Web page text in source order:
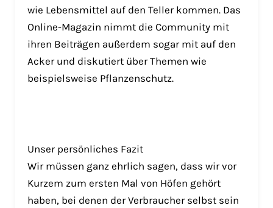
wie Lebensmittel auf den Teller kommen. Das
Online-Magazin nimmt die Community mit
ihren Beiträgen außerdem sogar mit auf den
Acker und diskutiert über Themen wie
beispielsweise Pflanzenschutz.
Unser persönliches Fazit
Wir müssen ganz ehrlich sagen, dass wir vor
Kurzem zum ersten Mal von Höfen gehört
haben, bei denen der Verbraucher selbst sein